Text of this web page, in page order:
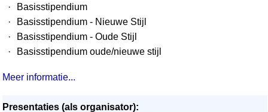
·
Basisstipendium
·
Basisstipendium - Nieuwe Stijl
·
Basisstipendium - Oude Stijl
·
Basisstipendium oude/nieuwe stijl
Meer informatie...
Presentaties (als organisator):